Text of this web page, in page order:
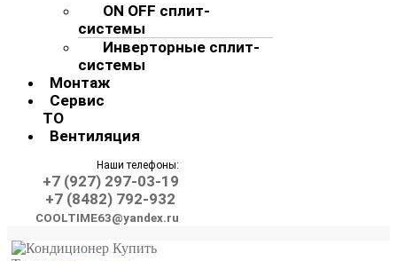
ON OFF сплит-
системы
Инверторные сплит-
системы
Монтаж
Сервис
ТО
Вентиляция
Наши телефоны:
+7 (927) 297-03-19
+7 (8482) 792-932
COOLTIME63@yandex.ru